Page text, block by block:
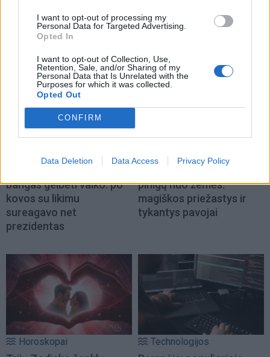
I want to opt-out of processing my
Personal Data for Targeted Advertising.
Opted In
I want to opt-out of Collection, Use,
Retention, Sale, and/or Sharing of my
Personal Data that Is Unrelated with the
Purposes for which it was collected.
Opted Out
CONFIRM
Data Deletion Data Access Privacy Policy
NAUJI
bangas gelbėti vaiko: po
kovos su likimu
sureagavo net
prezidentas
Gyvenimas
pinigų nuo žemės:
magiškos priežastys ir
tykantys pavojai
Horoskopai Technologijos